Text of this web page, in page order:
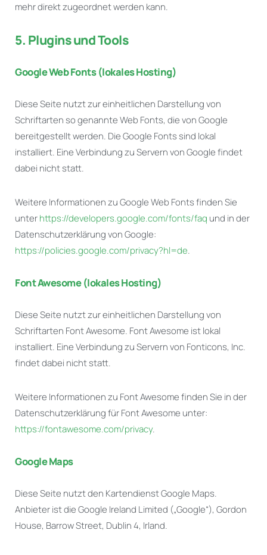
mehr direkt zugeordnet werden kann.
5. Plugins und Tools
Google Web Fonts (lokales Hosting)
Diese Seite nutzt zur einheitlichen Darstellung von
Schriftarten so genannte Web Fonts, die von Google
bereitgestellt werden. Die Google Fonts sind lokal
installiert. Eine Verbindung zu Servern von Google findet
dabei nicht statt.
Weitere Informationen zu Google Web Fonts finden Sie
unterhttps://developers.google.com/fonts/faq und in der
Datenschutzerklärung von Google:
https://policies.google.com/privacy?hl=de.
Font Awesome (lokales Hosting)
Diese Seite nutzt zur einheitlichen Darstellung von
Schriftarten Font Awesome. Font Awesome ist lokal
installiert. Eine Verbindung zu Servern von Fonticons, Inc.
findet dabei nicht statt.
Weitere Informationen zu Font Awesome finden Sie in der
Datenschutzerklärung für Font Awesome unter:
https://fontawesome.com/privacy.
Google Maps
Diese Seite nutzt den Kartendienst Google Maps.
Anbieter ist die Google Ireland Limited („Google“), Gordon
House, Barrow Street, Dublin 4, Irland.